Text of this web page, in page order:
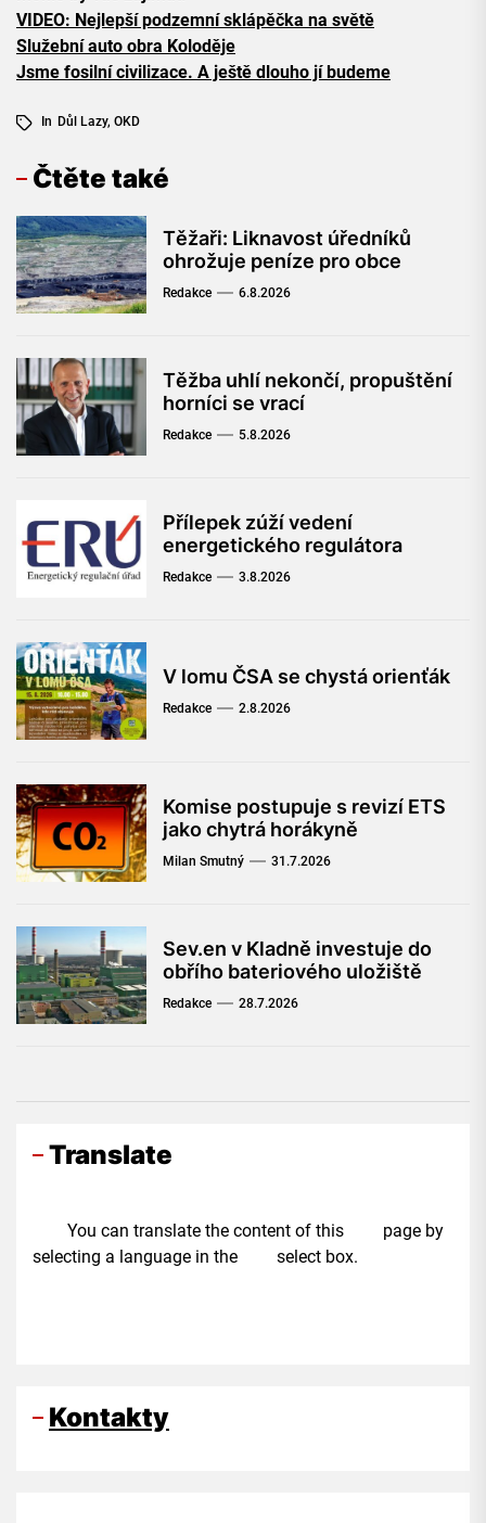
VIDEO: Nejlepší podzemní sklápěčka na světě
Služební auto obra Koloděje
Jsme fosilní civilizace. A ještě dlouho jí budeme
In Důl Lazy, OKD
Čtěte také
Těžaři: Liknavost úředníků
ohrožuje peníze pro obce
Redakce 6.8.2026
Těžba uhlí nekončí, propuštění
horníci se vrací
Redakce 5.8.2026
Přílepek zúží vedení
energetického regulátora
Redakce 3.8.2026
V lomu ČSA se chystá orienťák
Redakce 2.8.2026
Komise postupuje s revizí ETS
jako chytrá horákyně
Milan Smutný 31.7.2026
Sev.en v Kladně investuje do
obřího bateriového uložiště
Redakce 28.7.2026
Translate
You can translate the content of this page by
selecting a language in the select box.
Kontakty